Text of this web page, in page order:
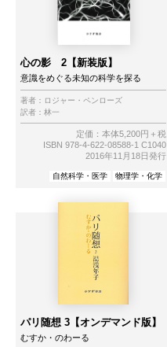
心の影 2【新装版】
意識をめぐる未知の科学を探る
著者： ロジャー・ペンローズ
訳者： 林一
定価：本体5,200円＋税
ISBN 978-4-622-08588-1 C1040
2016年11月18日発行
自然科学・医学 物理学・化学
パリ随想 3【オンデマンド版】
むすか・のわーる